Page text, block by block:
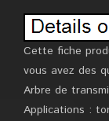
Cette fiche
vous avez des
Arbre de
Applications :